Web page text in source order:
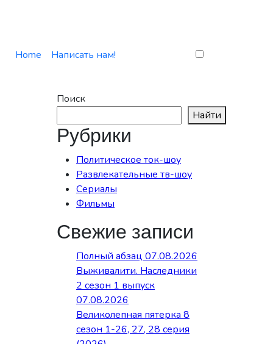
Home Написать нам!
Поиск
Найти
Рубрики
Политическое ток-шоу
Развлекательные тв-шоу
Сериалы
Фильмы
Свежие записи
Полный абзац 07.08.2026
Выживалити. Наследники
2 сезон 1 выпуск
07.08.2026
Великолепная пятерка 8
сезон 1-26, 27, 28 серия